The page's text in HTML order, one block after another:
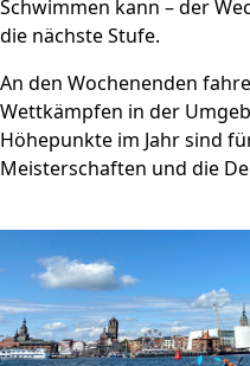
Schwimmen kann – der
die nächste Stufe.
An den Wochenenden
Wettkämpfen in der
Höhepunkte im Jahr sind
Meisterschaften und die